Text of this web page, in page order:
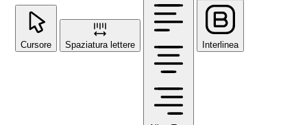
Cursore Spaziatura lettere Interlinea